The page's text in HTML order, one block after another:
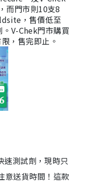
而門市則10支8
，售價低至
V-Chek門市購買
，售完即止。
測試劑，現時只
意送貨時間！這款